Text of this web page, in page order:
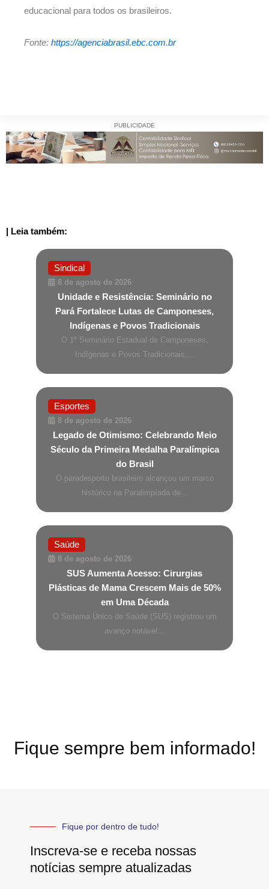
educacional para todos os brasileiros.
Fonte: https://agenciabrasil.ebc.com.br
PUBLICIDADE
| Leia também:
Sindical
8 de agosto de 2026
Unidade e Resistência: Seminário no
Pará Fortalece Lutas de Camponeses,
Indígenas e Povos Tradicionais
O 1º Seminário Estadual de Camponeses,
Indígenas e Povos Tradicionais,...
Esportes
8 de agosto de 2026
Legado de Otimismo: Celebrando Meio
Século da Primeira Medalha Paralímpica
do Brasil
O paradesporto brasileiro alcançou um marco
histórico na Paralimpíada de...
Saúde
8 de agosto de 2026
SUS Aumenta Acesso: Cirurgias
Plásticas de Mama Crescem Mais de 50%
em Uma Década
O Sistema Único de Saúde (SUS) registrou um
avanço notável...
Fique sempre bem informado!
Fique por dentro de tudo!
Inscreva-se e receba nossas
notícias sempre atualizadas